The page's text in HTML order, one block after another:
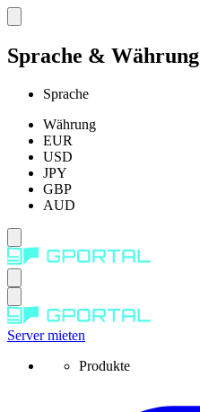
Sprache & Währung
Sprache
Währung
EUR
USD
JPY
GBP
AUD
Server mieten
Produkte